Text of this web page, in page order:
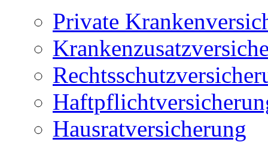
Private
Hausratversicherung